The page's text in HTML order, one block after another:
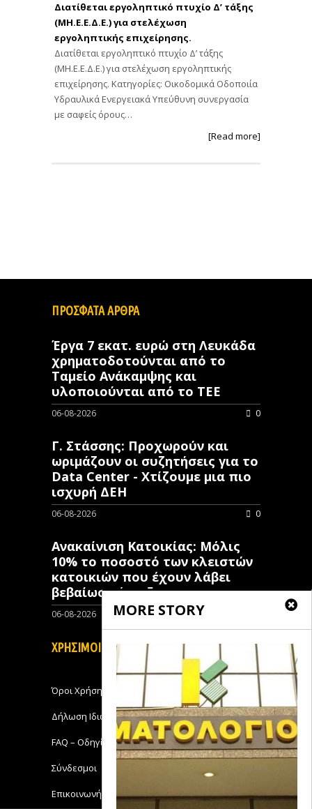
Διατίθεται εργοληπτικό πτυχίο Δ’ τάξης
(ΜΗ.Ε.Ε.Δ.Ε.) για στελέχωση
εργοληπτικής επιχείρησης.
Διατίθεται εργοληπτικό πτυχίο Δ’ τάξης
(ΜΗ.Ε.Ε.Δ.Ε.) για στελέχωση εργοληπτικής
επιχείρησης. Κατηγορίες: Οικοδομικά Οδοποιία
Υδραυλικά Ενεργειακά Υπεύθυνη συνεργασία
με σαφείς όρους…
[Read more]
MORE STORY
ΠΡΟΣΦΑΤΑ ΑΡΘΡΑ
Έργα 7 εκατ. ευρώ στη Λευκάδα
χρηματοδοτούνται από το
Ταμείο Ανάκαμψης και
υλοποιούνται από το ΤΕΕ
06-08-2026 0
Γ. Στάσσης: Προχωρούν και
ωριμάζουν οι συζητήσεις για το
Data Center - Χτίζουμε μια πιο
ισχυρή ΔΕΗ
06-08-2026 0
Ανακαίνιση Κατοικίας: Μόλις
10% το ποσοστό των κλειστών
κατοικιών που έχουν λάβει
βεβαίωση ένταξης
06-08-2026
ΧΡΗΣΙΜΟΙ ΣΥΝΔΕΣΜΟΙ
Όροι Χρήσης
Δήλωση Ιδιωτικότητας
FAQ – Οδηγίες Χρήσης
Σύνδεσμοι
Επικοινωνήστε με το Michanikos-Online